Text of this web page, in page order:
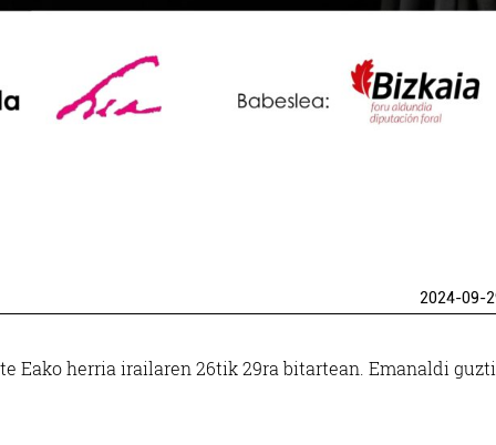
2024-09-
Eako herria irailaren 26tik 29ra bitartean. Emanaldi